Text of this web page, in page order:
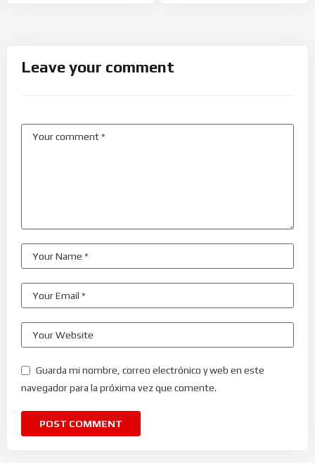
Leave your comment
Guarda mi nombre, correo electrónico y web en este
navegador para la próxima vez que comente.